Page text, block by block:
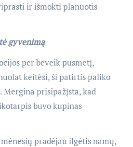
ir išmokti planuotis
gyvenimą
per beveik pusmetį,
keitėsi, ši patirtis paliko
Mergina prisipažįsta, kad
buvo kupinas
pradėjau ilgėtis namų,